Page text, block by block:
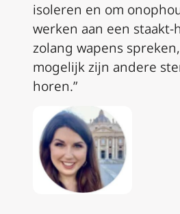
isoleren en om
werken aan een
zolang wapens
mogelijk zijn andere
horen.”